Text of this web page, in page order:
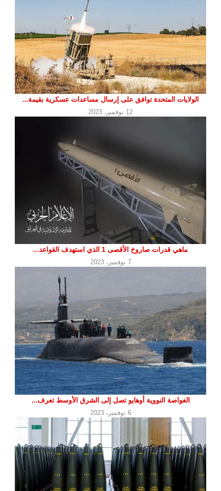
الولايات المتحدة توافق على إرسال مساعدات عسكرية بقيمة...
12 نوفمبر، 2023
ماهي قدرات صاروخ الأقصى 1 الذي استهدف القواعد...
7 نوفمبر، 2023
الغواصة النووية أوهايو تصل إلى الشرق الأوسط تعرف...
6 نوفمبر، 2023